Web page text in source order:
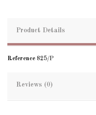
Product Details
Reference 825/P
Reviews (0)